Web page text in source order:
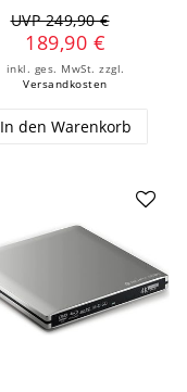
UVP 249,90 €
189,90 €
inkl. ges. MwSt. zzgl.
Versandkosten
In den Warenkorb